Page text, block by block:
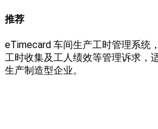
推荐
eTimecard 车间生产工时管理系统
工时收集及工人绩效等管理诉求，
生产制造型企业。